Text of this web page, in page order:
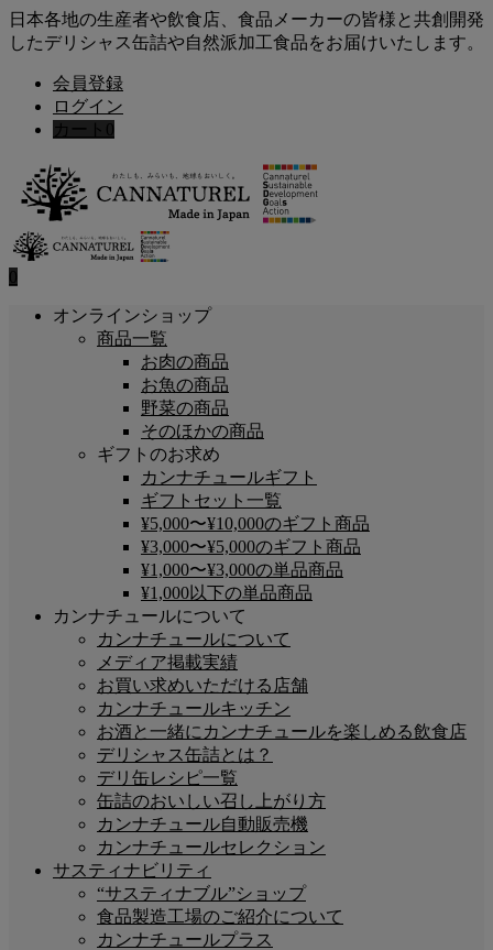
日本各地の生産者や飲食店、食品メーカーの皆様と共創開発
したデリシャス缶詰や自然派加工食品をお届けいたします。
会員登録
ログイン
カート 0
0
オンラインショップ
商品一覧
お肉の商品
お魚の商品
野菜の商品
そのほかの商品
ギフトのお求め
カンナチュールギフト
ギフトセット一覧
¥5,000〜¥10,000のギフト商品
¥3,000〜¥5,000のギフト商品
¥1,000〜¥3,000の単品商品
¥1,000以下の単品商品
カンナチュールについて
カンナチュールについて
メディア掲載実績
お買い求めいただける店舗
カンナチュールキッチン
お酒と一緒にカンナチュールを楽しめる飲食店
デリシャス缶詰とは？
デリ缶レシピ一覧
缶詰のおいしい召し上がり方
カンナチュール自動販売機
カンナチュールセレクション
サスティナビリティ
“サスティナブル”ショップ
食品製造工場のご紹介について
カンナチュールプラス